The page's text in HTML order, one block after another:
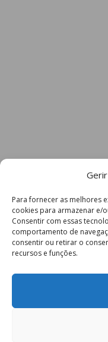
Para fornecer as melhores
cookies para armazenar e/
Consentir com essas
comportamento de
consentir ou retirar o
recursos e funções.